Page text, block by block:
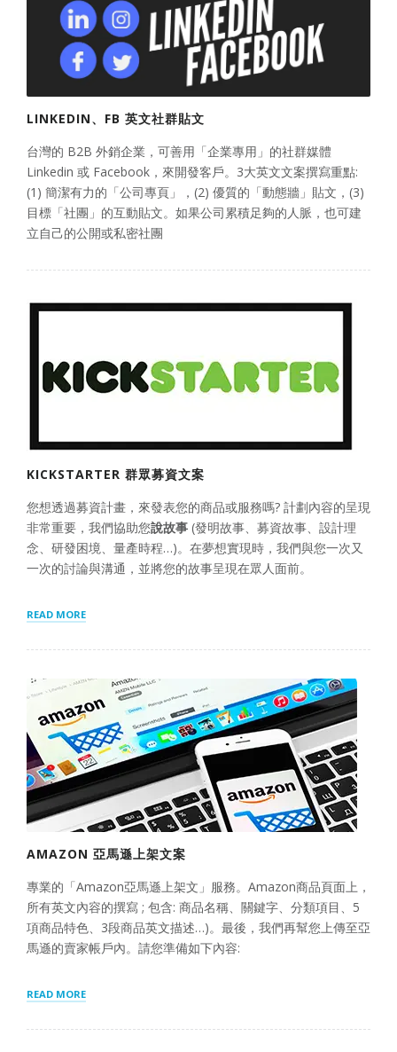
LINKEDIN、FB 英文社群貼文
台灣的 B2B 外銷企業，可善用「企業專用」的社群媒體
Linkedin 或 Facebook，來開發客戶。3大英文文案撰寫重點:
(1) 簡潔有力的「公司專頁」，(2) 優質的「動態牆」貼文，(3)
目標「社團」的互動貼文。如果公司累積足夠的人脈，也可建
立自己的公開或私密社團
KICKSTARTER 群眾募資文案
您想透過募資計畫，來發表您的商品或服務嗎? 計劃內容的呈現
非常重要，我們協助您說故事 (發明故事、募資故事、設計理
念、研發困境、量產時程…)。在夢想實現時，我們與您一次又
一次的討論與溝通，並將您的故事呈現在眾人面前。
READ MORE“KICKSTARTER
群
募
文
AMAZON 亞馬遜上架文案
專業的「Amazon亞馬遜上架文」服務。Amazon商品頁面上，
所有英文內容的撰寫 ; 包含: 商品名稱、關鍵字、分類項目、5
項商品特色、3段商品英文描述…)。最後，我們再幫您上傳至亞
馬遜的賣家帳戶內。請您準備如下內容:
READ MORE“AMAZON
亞
遜